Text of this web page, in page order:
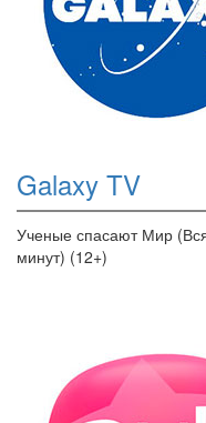
Galaxy TV
Ученые спасают Мир
минут) (12+)